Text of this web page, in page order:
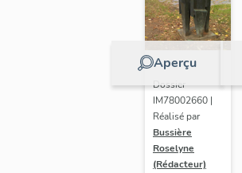
Aperçu
Dossier
IM78002660 |
Réalisé par
Bussière
Roselyne
(Rédacteur)